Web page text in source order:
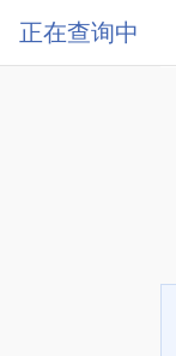
正在查询中